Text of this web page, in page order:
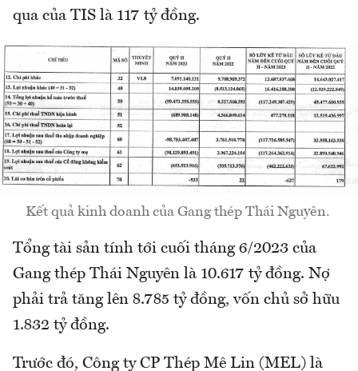
qua của TIS là 117 tỷ đồng.
Kết quả kinh doanh của Gang thép Thái Nguyên.
Tổng tài sản tính tới cuối tháng 6/2023 của
Gang thép Thái Nguyên là 10.617 tỷ đồng. Nợ
phải trả tăng lên 8.785 tỷ đồng, vốn chủ sở hữu
1.832 tỷ đồng.
Trước đó, Công ty CP Thép Mê Lin (MEL) là